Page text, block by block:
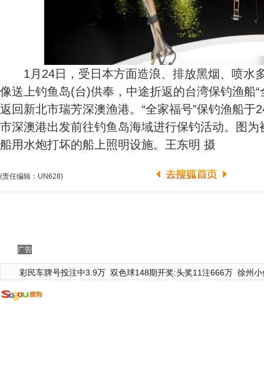
1月24日，受日本方面造浪、排放黑烟、喷水
像送上钓鱼岛(台)供奉，中途折返的台湾保钓渔船“
返回新北市瑞芳深澳渔港。“全家福号”保钓渔船于
市深澳港出发前往钓鱼岛海域进行保钓活动。图
船用水炮打坏的船上照明设施。王东明 摄
(责任编辑：UN628)
广告
彩民车牌号投注中3.9万 双色球148期开奖:头奖11注666万 徐州